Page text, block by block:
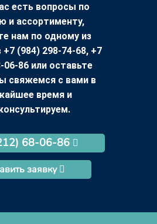
есть вопросы по
и ассортименту,
нам по одному из
(984) 298-74-68, +7
06-86 или оставьте
свяжемся с вами в
время и
68-06-86
заявку